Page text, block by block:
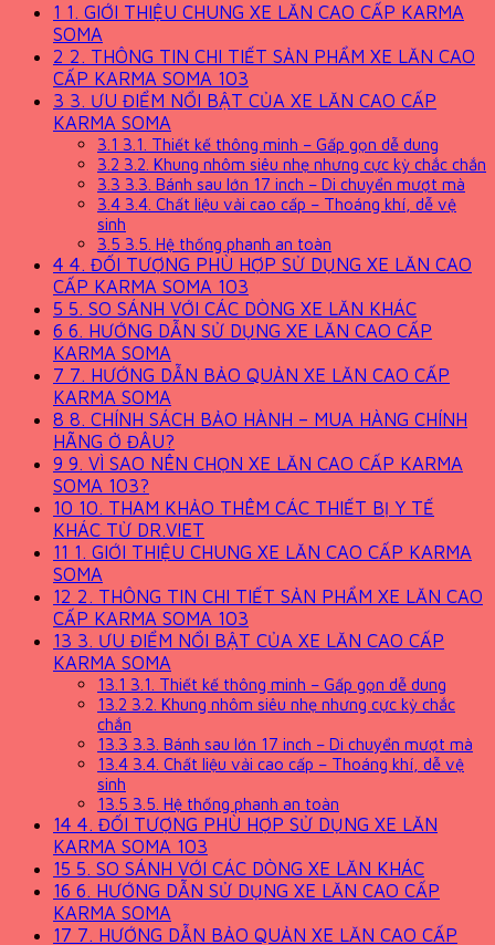
1 1. GIỚI THIỆU CHUNG XE LĂN CAO CẤP KARMA
SOMA
2 2. THÔNG TIN CHI TIẾT SẢN PHẨM XE LĂN CAO
CẤP KARMA SOMA 103
3 3. ƯU ĐIỂM NỔI BẬT CỦA XE LĂN CAO CẤP
KARMA SOMA
3.1 3.1. Thiết kế thông minh – Gấp gọn dễ dung
3.2 3.2. Khung nhôm siêu nhẹ nhưng cực kỳ chắc chắn
3.3 3.3. Bánh sau lớn 17 inch – Di chuyển mượt mà
3.4 3.4. Chất liệu vải cao cấp – Thoáng khí, dễ vệ
sinh
3.5 3.5. Hệ thống phanh an toàn
4 4. ĐỐI TƯỢNG PHÙ HỢP SỬ DỤNG XE LĂN CAO
CẤP KARMA SOMA 103
5 5. SO SÁNH VỚI CÁC DÒNG XE LĂN KHÁC
6 6. HƯỚNG DẪN SỬ DỤNG XE LĂN CAO CẤP
KARMA SOMA
7 7. HƯỚNG DẪN BẢO QUẢN XE LĂN CAO CẤP
KARMA SOMA
8 8. CHÍNH SÁCH BẢO HÀNH – MUA HÀNG CHÍNH
HÃNG Ở ĐÂU?
9 9. VÌ SAO NÊN CHỌN XE LĂN CAO CẤP KARMA
SOMA 103?
10 10. THAM KHẢO THÊM CÁC THIẾT BỊ Y TẾ
KHÁC TỪ DR.VIET
11 1. GIỚI THIỆU CHUNG XE LĂN CAO CẤP KARMA
SOMA
12 2. THÔNG TIN CHI TIẾT SẢN PHẨM XE LĂN CAO
CẤP KARMA SOMA 103
13 3. ƯU ĐIỂM NỔI BẬT CỦA XE LĂN CAO CẤP
KARMA SOMA
13.1 3.1. Thiết kế thông minh – Gấp gọn dễ dung
13.2 3.2. Khung nhôm siêu nhẹ nhưng cực kỳ chắc
chắn
13.3 3.3. Bánh sau lớn 17 inch – Di chuyển mượt mà
13.4 3.4. Chất liệu vải cao cấp – Thoáng khí, dễ vệ
sinh
13.5 3.5. Hệ thống phanh an toàn
14 4. ĐỐI TƯỢNG PHÙ HỢP SỬ DỤNG XE LĂN
KARMA SOMA 103
15 5. SO SÁNH VỚI CÁC DÒNG XE LĂN KHÁC
16 6. HƯỚNG DẪN SỬ DỤNG XE LĂN CAO CẤP
KARMA SOMA
17 7. HƯỚNG DẪN BẢO QUẢN XE LĂN CAO CẤP